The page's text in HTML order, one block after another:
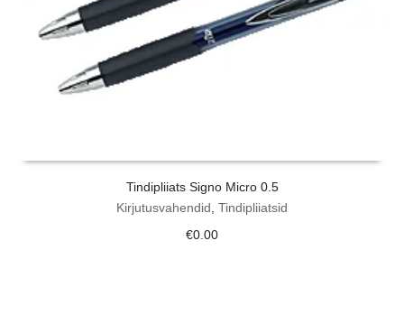
Tindipliiats Signo Micro 0.5
Kirjutusvahendid, Tindipliiatsid
€0.00